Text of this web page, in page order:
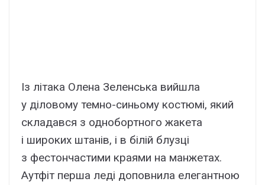
Із літака Олена Зеленська вийшла
у діловому темно-синьому костюмі, який
складався з однобортного жакета
і широких штанів, і в білій блузці
з фестончастими краями на манжетах.
Аутфіт перша леді доповнила елегантною